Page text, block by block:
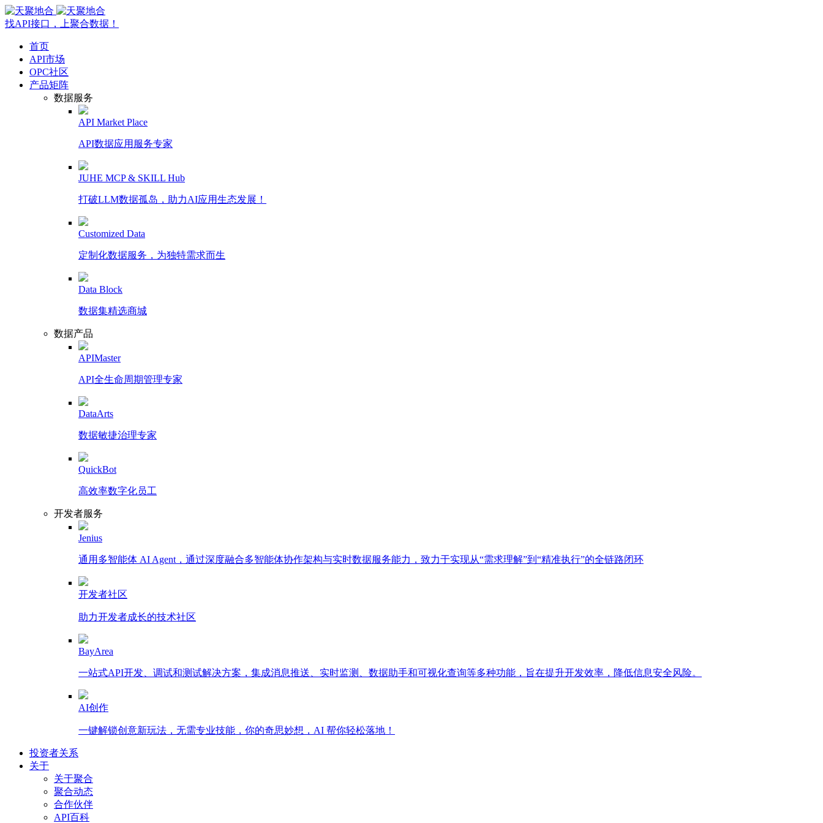
找API接口，上聚合数据！
首页
API市场
OPC社区
产品矩阵
数据服务
API Market Place
API数据应用服务专家
JUHE MCP & SKILL Hub
打破LLM数据孤岛，助力AI应用生态发展！
Customized Data
定制化数据服务，为独特需求而生
Data Block
数据集精选商城
数据产品
APIMaster
API全生命周期管理专家
DataArts
数据敏捷治理专家
QuickBot
高效率数字化员工
开发者服务
Jenius
通用多智能体 AI Agent，通过深度融合多智能体协作架构与实时数据服务能力，致力于实现从“需求理解”到“精准执行”的全链路闭环
开发者社区
助力开发者成长的技术社区
BayArea
一站式API开发、调试和测试解决方案，集成消息推送、实时监测、数据助手和可视化查询等多种功能，旨在提升开发效率，降低信息安全风险。
AI创作
一键解锁创意新玩法，无需专业技能，你的奇思妙想，AI 帮你轻松落地！
投资者关系
关于
关于聚合
聚合动态
合作伙伴
API百科